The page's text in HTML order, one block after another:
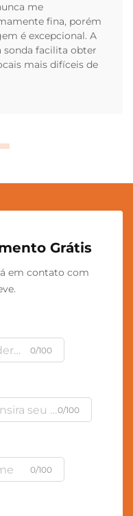
me
fina, porém
é excepcional. A
sonda facilita obter
mais difíceis de
Grátis
em contato com
0/100
0/100
0/100